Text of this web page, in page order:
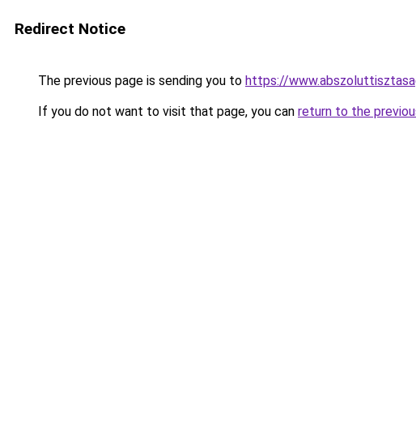
Redirect Notice
The previous page is sending you to https://
If you do not want to visit that page, you can return to the